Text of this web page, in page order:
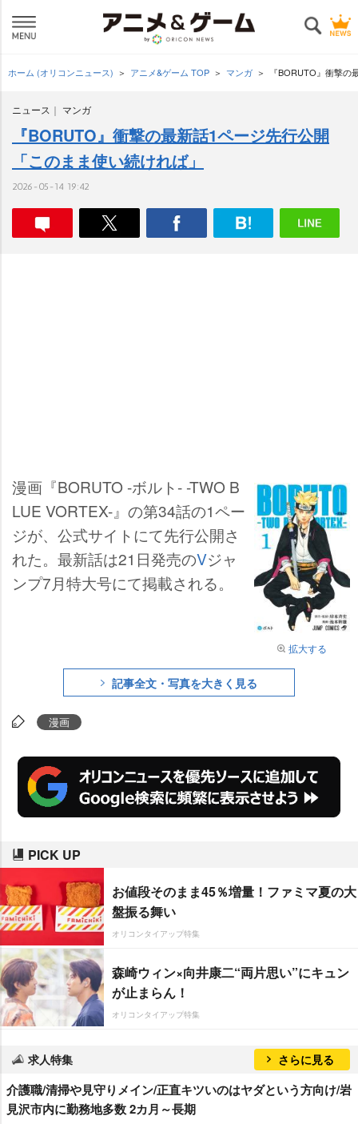
ホーム (オリコンニュース) アニメ&ゲーム TOP マンガ 『BORUTO』衝撃
ニュース マンガ
『BORUTO』衝撃の最新話1ページ先行公開
「このまま使い続ければ」
2026-05-14 19:42
拡大する
漫画『BORUTO -ボルト- -TWO B
LUE VORTEX-』の第34話の1ペー
ジが、公式サイトにて先行公開さ
れた。最新話は21日発売のVジャ
ンプ7月特大号にて掲載される。
記事全文・写真を大きく見る
漫画
PICK UP
お値段そのまま45％増量！ファミマ夏の大
盤振る舞い
オリコンタイアップ特集
森崎ウィン×向井康二“両片思い”にキュン
が止まらん！
オリコンタイアップ特集
求人特集 さらに見る
介護職/清掃や見守りメイン/正直キツいのはヤダという方向け/
見沢市内に勤務地多数 2カ月～長期